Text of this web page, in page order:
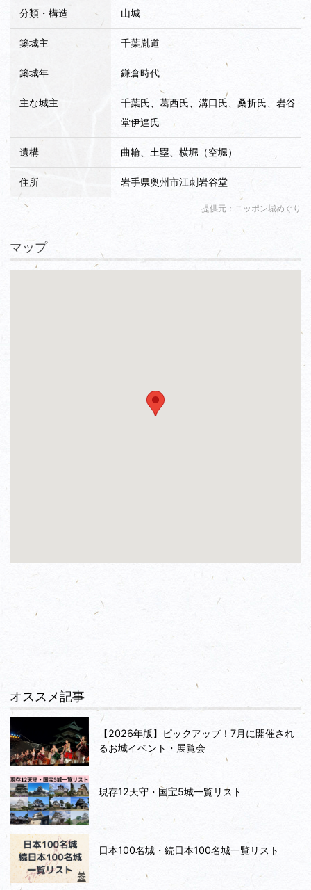
分類・構造 山城
築城主 千葉胤道
築城年 鎌倉時代
主な城主
千葉氏、葛西氏、溝口氏、桑折氏、岩谷
堂伊達氏
遺構 曲輪、土塁、横堀（空堀）
住所 岩手県奥州市江刺岩谷堂
提供元：ニッポン城めぐり
マップ
オススメ記事
【2026年版】ピックアップ！7月に開催され
るお城イベント・展覧会
現存12天守・国宝5城一覧リスト
日本100名城・続日本100名城一覧リスト